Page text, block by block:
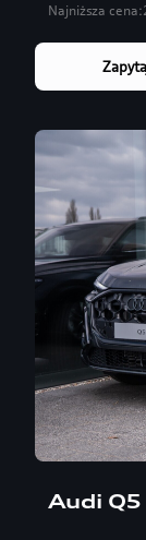
Najniższa cena:
Audi Q5